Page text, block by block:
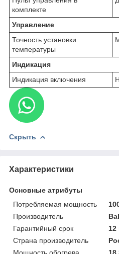
комплекте
Управление
Точность установки
температуры
Индикация
Индикация включения
Скрыть
Характеристики
Основные атрибуты
Потребляемая мощность
Производитель
Гарантийный срок
12
Страна производитель
Мощность обогрева